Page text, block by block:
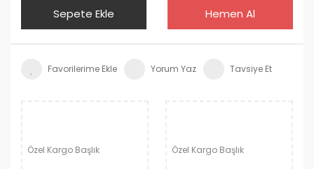
Sepete Ekle Hemen Al
Yorum Yaz Tavsiye Et
Özel Kargo Başlık Özel Kargo Başlık